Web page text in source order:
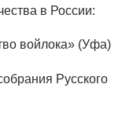
в России:
войлока» (Уфа)
Русского